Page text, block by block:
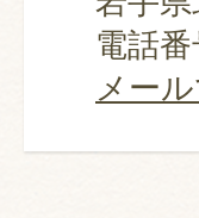
電話
メー